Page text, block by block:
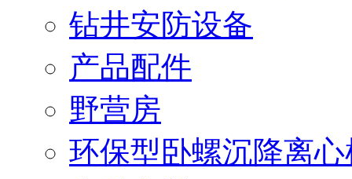
钻井安防设备
产品配件
野营房
环保型卧螺沉降离心